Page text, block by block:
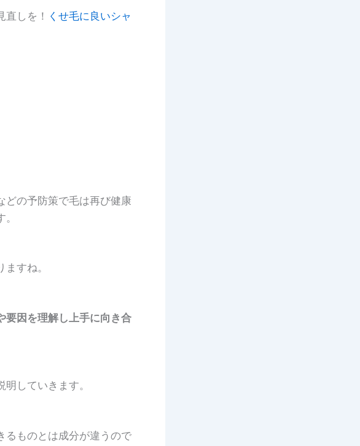
しを！ くせ毛に良いシャ
どの予防策で毛は再び健康
すね。
要因を理解し上手に向き合
していきます。
るものとは成分が違うので